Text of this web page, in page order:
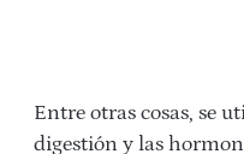
Entre otras cosas, se
digestión y las